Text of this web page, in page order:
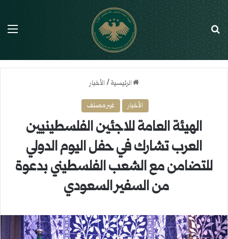
الرئيسية/ الأخبار
الأخبار غير مصنف
الهيئة العامة للاجئين الفلسطينيين
العرب تشارك في حفل اليوم الدولي
للتضامن مع الشعب الفلسطيني بدعوة
من السفير السعودي